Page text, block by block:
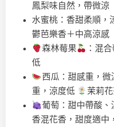
鳳梨味自然，帶微涼
水蜜桃：香甜柔順，
鬱芭樂香＋中高涼感
森林莓果
：混
低
西瓜：甜感重，微
重，涼度低
茉莉
葡萄：甜中帶酸、
香混花香，甜度適中